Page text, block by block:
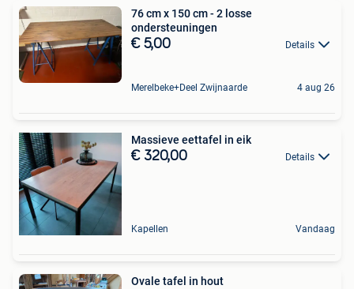
76 cm x 150 cm - 2 losse
ondersteuningen
€ 5,00 Details
Merelbeke+Deel Zwijnaarde 4 aug 26
Massieve eettafel in eik
€ 320,00 Details
Kapellen Vandaag
Ovale tafel in hout